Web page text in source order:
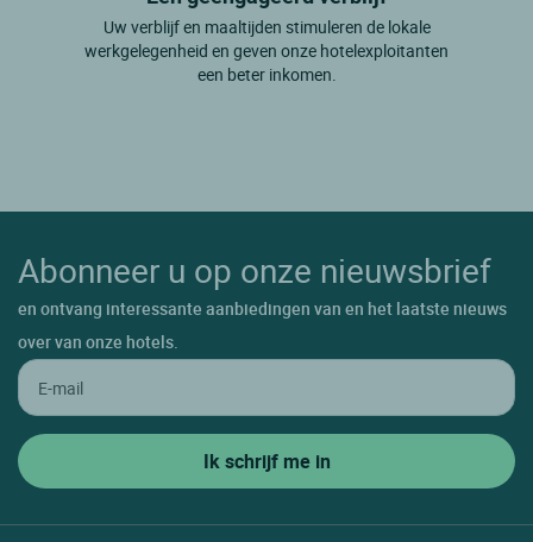
Uw verblijf en maaltijden stimuleren de lokale
werkgelegenheid en geven onze hotelexploitanten
een beter inkomen.
Abonneer u op onze nieuwsbrief
en ontvang interessante aanbiedingen van en het laatste nieuws
over van onze hotels.